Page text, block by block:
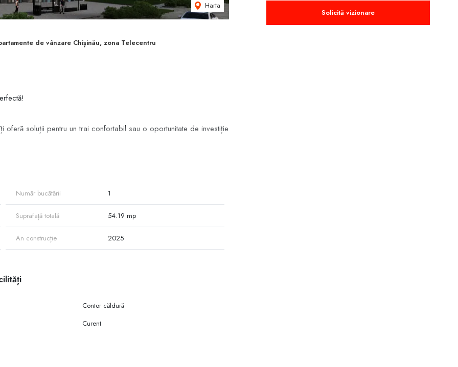
Harta
de vânzare Chișinău, zona Telecentru
oferă soluții pentru un trai confortabil sau o oportunitate de investiție
o investiție rentabilă
Număr bucătării 1
Suprafață totală 54.19 mp
An construcție 2025
Contor căldură
Curent
Solicită vizionare